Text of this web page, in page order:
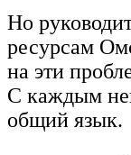
Но
ресурсам
на эти
С каждым
общий язык.